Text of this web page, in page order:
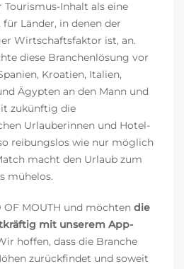
Inhalt als eine
Länder, in denen der
Wirtschaftsfaktor ist, an.
diese Branchenlösung vor
Kroatien, Italien,
Ägypten an den Mann und
zukünftig die
Urlauberinnen und Hotel-
reibungslos wie nur möglich
macht den Urlaub zum
mühelos.
MOUTH und möchten die
mit unserem App-
hoffen, dass die Branche
zurückfindet und soweit